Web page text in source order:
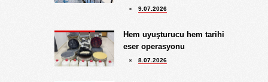
9.07.2026
Hem uyuşturucu hem tarihi
eser operasyonu
8.07.2026